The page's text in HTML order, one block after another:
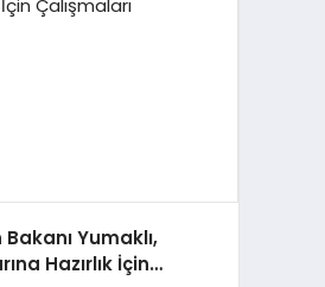
Yumaklı,
Hazırlık İçin